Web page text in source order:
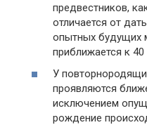
предвестников,
отличается от
опытных будущих
приближается к
У
проявляются
исключением
рождение